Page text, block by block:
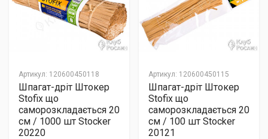
Артикул: 120600450118
Шпагат-дріт Штокер
Stofix що
саморозкладається 20
см / 1000 шт Stocker
20220
Артикул: 120600450115
Шпагат-дріт Штокер
Stofix що
саморозкладається 20
см / 100 шт Stocker
20121